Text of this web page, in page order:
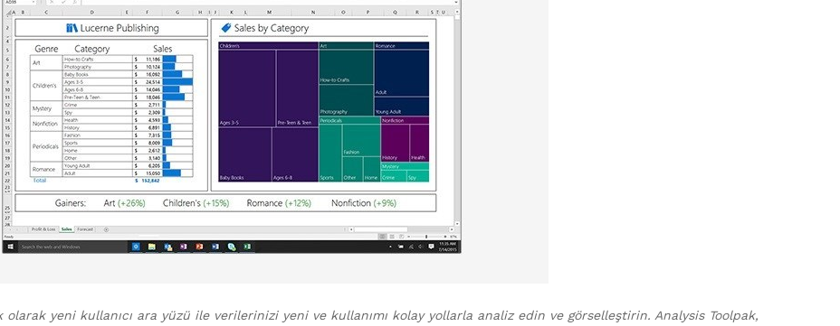
olarak yeni kullanıcı ara yüzü ile verilerinizi yeni ve kullanımı kolay yollarla analiz edin ve görselleştirin. Analysis Toolpak,